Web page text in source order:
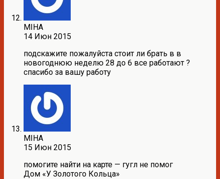
MIHA
14 Июн 2015
подскажите пожалуйста стоит ли брать в в
новогоднюю неделю 28 до 6 все работают ?
спасибо за вашу работу
MIHA
15 Июн 2015
помогите найти на карте — гугл не помог
Дом «У Золотого Кольца»